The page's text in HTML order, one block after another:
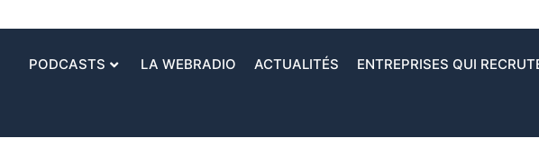
PODCASTS LA WEBRADIO ACTUALITÉS ENTREPRISES QUI